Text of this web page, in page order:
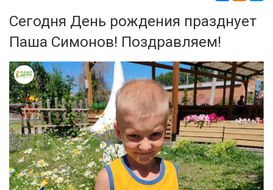
Сегодня День рождения празднует
Паша Симонов! Поздравляем!